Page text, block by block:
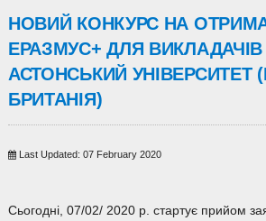
НОВИЙ КОНКУРС НА
ЕРАЗМУС+ ДЛЯ ВИКЛАДАЧІВ
АСТОНСЬКИЙ УНІВЕРСИТЕТ
БРИТАНІЯ)
Last Updated: 07 February 2020
Сьогодні, 07/02/ 2020 р. стартує прийом